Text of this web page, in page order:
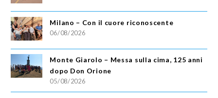
Milano – Con il cuore riconoscente
06/08/2026
Monte Giarolo – Messa sulla cima, 125 anni
dopo Don Orione
05/08/2026